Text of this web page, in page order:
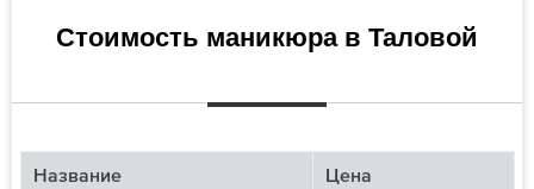
Стоимость маникюра в Таловой
Название Цена